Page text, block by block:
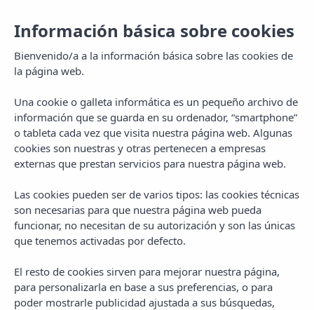
MENU
Información básica sobre cookies
Bienvenido/a a la información básica sobre las cookies de
la página web.
Una cookie o galleta informática es un pequeño archivo de
información que se guarda en su ordenador, “smartphone”
o tableta cada vez que visita nuestra página web. Algunas
cookies son nuestras y otras pertenecen a empresas
externas que prestan servicios para nuestra página web.
Las cookies pueden ser de varios tipos: las cookies técnicas
son necesarias para que nuestra página web pueda
funcionar, no necesitan de su autorización y son las únicas
que tenemos activadas por defecto.
El resto de cookies sirven para mejorar nuestra página,
para personalizarla en base a sus preferencias, o para
poder mostrarle publicidad ajustada a sus búsquedas,